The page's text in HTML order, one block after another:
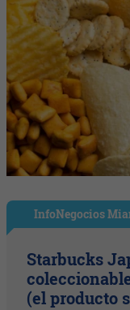
InfoNegocios
Starbucks
(el producto